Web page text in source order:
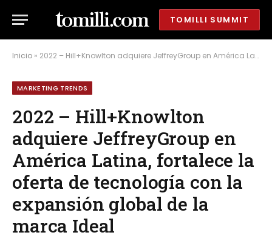
TOMILLI SUMMIT
Inicio » 2022 – Hill+Knowlton adquiere JeffreyGroup en América Latina, fortalece la oferta de tecnología con la expansión global de la marca Ideal
MARKETING TRENDS
2022 – Hill+Knowlton
adquiere JeffreyGroup en
América Latina, fortalece la
oferta de tecnología con la
expansión global de la
marca Ideal